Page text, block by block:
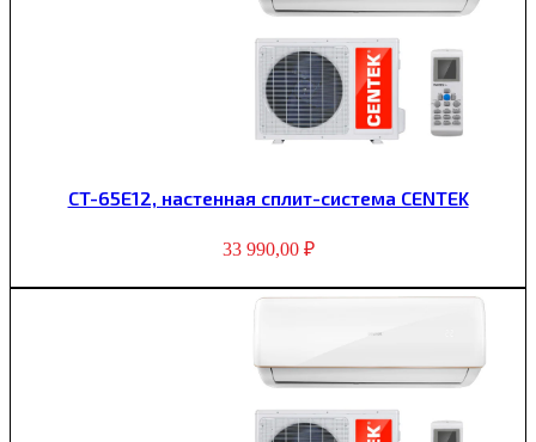
CT-65E12, настенная сплит-система CENTEK
33 990,00 ₽